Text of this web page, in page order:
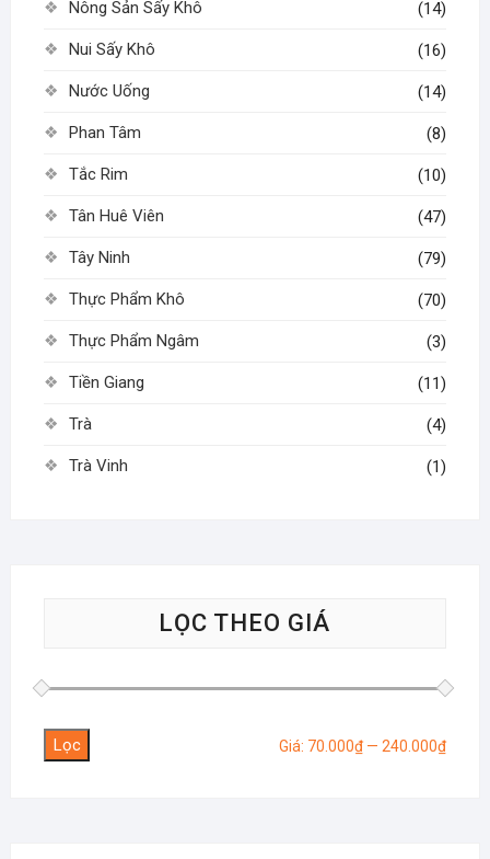
Nông Sản Sấy Khô (14)
Nui Sấy Khô (16)
Nước Uống (14)
Phan Tâm (8)
Tắc Rim (10)
Tân Huê Viên (47)
Tây Ninh (79)
Thực Phẩm Khô (70)
Thực Phẩm Ngâm (3)
Tiền Giang (11)
Trà (4)
Trà Vinh (1)
LỌC THEO GIÁ
Giá
Giá
Lọc Giá: 70.000₫ —240.000₫